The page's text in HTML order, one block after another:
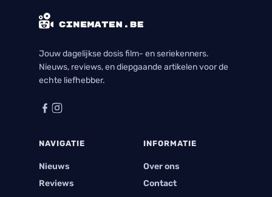
Jouw dagelijkse dosis film- en seriekenners.
Nieuws, reviews, en diepgaande artikelen voor de
echte liefhebber.
NAVIGATIE
Nieuws
Reviews
INFORMATIE
Over ons
Contact